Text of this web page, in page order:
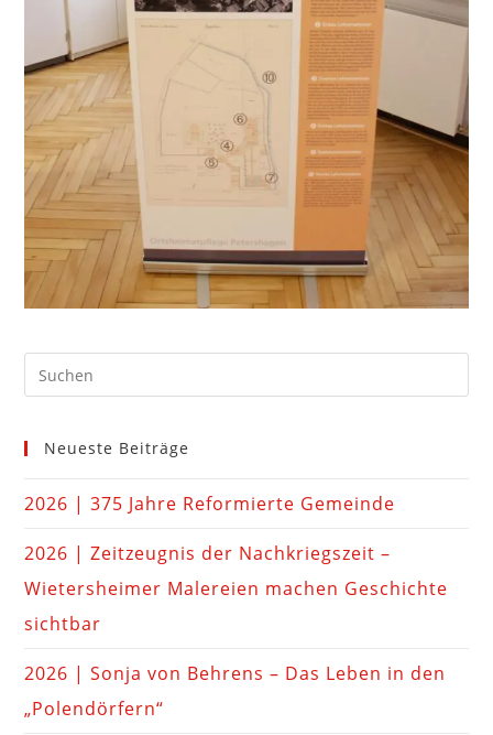
Neueste Beiträge
2026 | 375 Jahre Reformierte Gemeinde
2026 | Zeitzeugnis der Nachkriegszeit –
Wietersheimer Malereien machen Geschichte
sichtbar
2026 | Sonja von Behrens – Das Leben in den
„Polendörfern“